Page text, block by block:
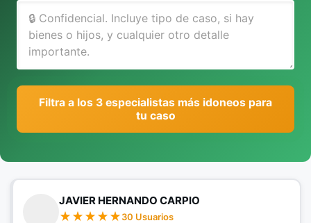
Filtra a los 3 especialistas más idoneos para
tu caso
JAVIER HERNANDO CARPIO
30 Usuarios